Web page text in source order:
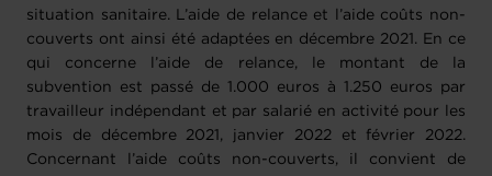
situation sanitaire. L’aide de relance et l’aide coûts non-
couverts ont ainsi été adaptées en décembre 2021. En ce
qui concerne l’aide de relance, le montant de la
subvention est passé de 1.000 euros à 1.250 euros par
travailleur indépendant et par salarié en activité pour les
mois de décembre 2021, janvier 2022 et février 2022.
Concernant l’aide coûts non-couverts, il convient de